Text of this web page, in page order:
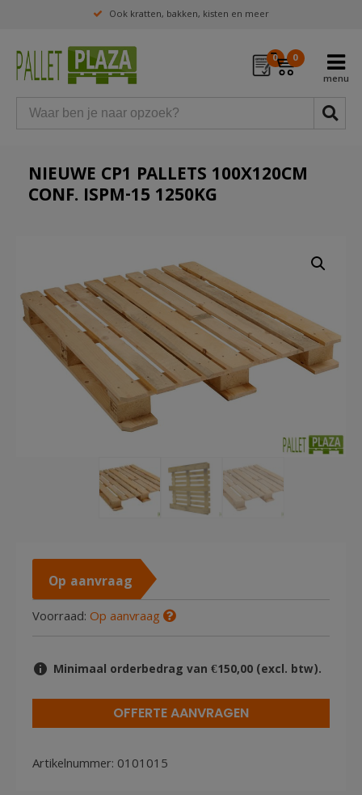
Ook kratten, bakken, kisten en meer
0 0
NIEUWE CP1 PALLETS 100X120CM
CONF. ISPM-15 1250KG
Op aanvraag
Voorraad: Op aanvraag
Minimaal orderbedrag van €150,00 (excl. btw).
OFFERTE AANVRAGEN
Artikelnummer: 0101015